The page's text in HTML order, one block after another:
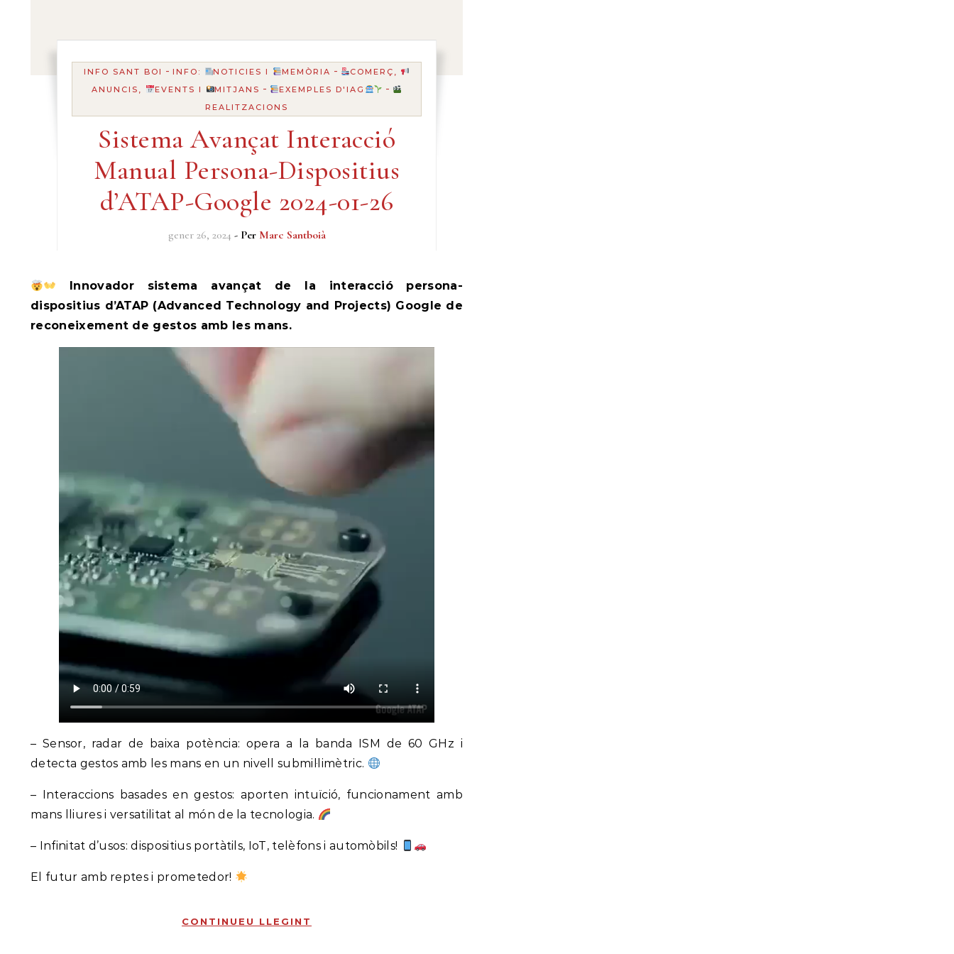
INFO SANT BOI - INFO: NOTICIES I MEMÒRIA -
COMERÇ,
ANUNCIS,
EVENTS I MITJANS - EXEMPLES D'IAG -
REALITZACIONS
Sistema Avançat Interacció
Manual Persona-Dispositius
d’ATAP-Google 2024-01-26
gener 26, 2024 - Per Marc Santboià
Innovador sistema avançat de la interacció persona-
dispositius d’ATAP (Advanced Technology and Projects) Google de
reconeixement de gestos amb les mans.
– Sensor, radar de baixa potència: opera a la banda ISM de 60 GHz i
detecta gestos amb les mans en un nivell submil·limètric.
– Interaccions basades en gestos: aporten intuïció, funcionament amb
mans lliures i versatilitat al món de la tecnologia.
– Infinitat d’usos: dispositius portàtils, IoT, telèfons i automòbils!
El futur amb reptes i prometedor!
CONTINUEU LLEGINT